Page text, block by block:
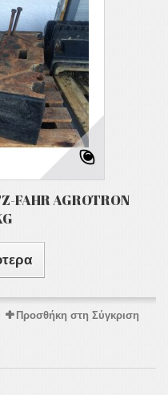
FAHR AGROTRON
Προσθήκη στη Σύγκριση